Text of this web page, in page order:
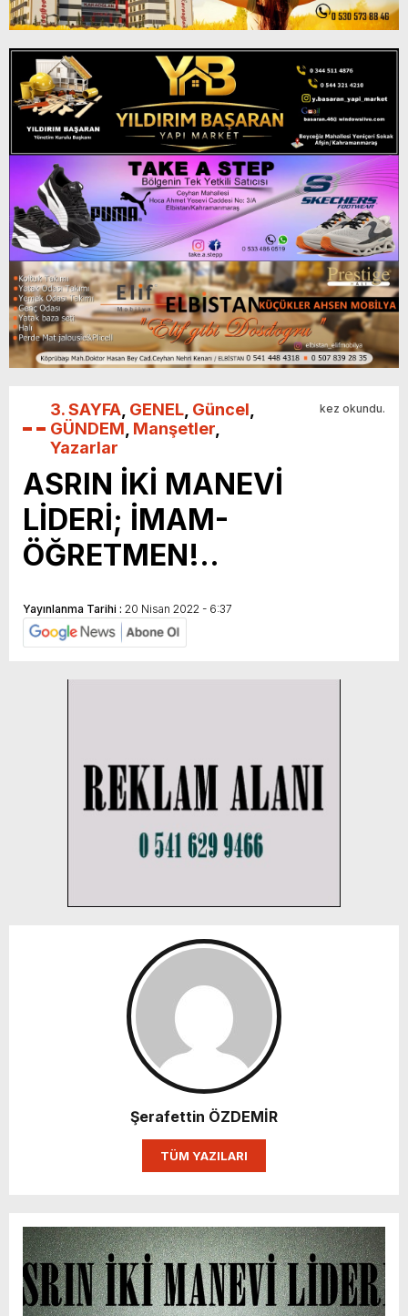
3. SAYFA GENEL Güncel
GÜNDEM Manşetler
Yazarlar
kez okundu.
ASRIN İKİ MANEVİ
LİDERİ; İMAM-
ÖĞRETMEN!..
Yayınlanma Tarihi : 20 Nisan 2022 - 6:37
Şerafettin ÖZDEMİR
TÜM YAZILARI